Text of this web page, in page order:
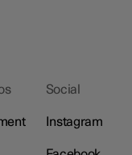
Social
Instagram